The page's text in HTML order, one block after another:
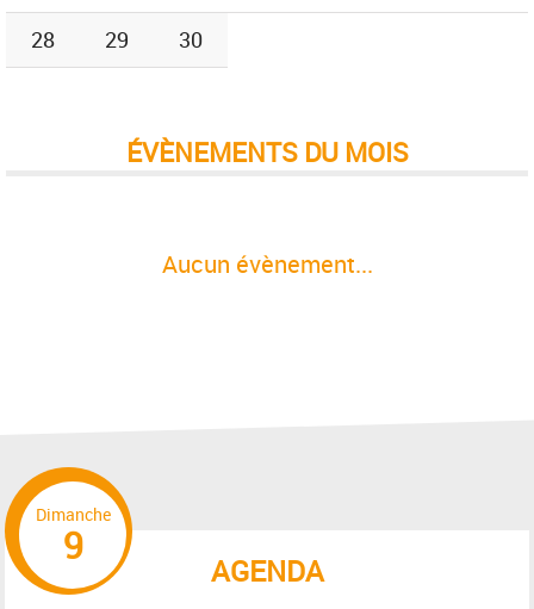
28
29 30
ÉVÈNEMENTS DU MOIS
Aucun évènement...
AGENDA
Dimanche
9